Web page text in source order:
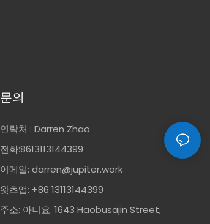
문의
연락처 : Darren Zhao
전화:8613113144399
이메일: darren@jupiter.work
왓츠앱: +86 13113144399
주소: 아니요. 1643 Haobusajin Street,